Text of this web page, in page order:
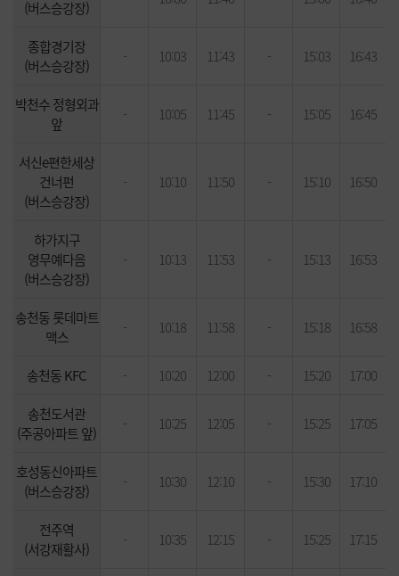
(버스승강장)
종합경기장
(버스승강장)
- 10:03 11:43 - 15:03 16:43
박천수 정형외과
앞
- 10:05 11:45 - 15:05 16:45
서신e편한세상
건너펀
(버스승강장)
- 10:10 11:50 - 15:10 16:50
하가지구
영무예다음
(버스승강장)
- 10:13 11:53 - 15:13 16:53
송천동 롯데마트
맥스
- 10:18 11:58 - 15:18 16:58
송천동 KFC - 10:20 12:00 - 15:20
17:00
송천도서관
(주공아파트 앞)
- 10:25 12:05 - 15:25 17:05
호성동신아파트
(버스승강장)
- 10:30 12:10 - 15:30 17:10
전주역
(서강재활사)
- 10:35 12:15 - 15:25 17:15